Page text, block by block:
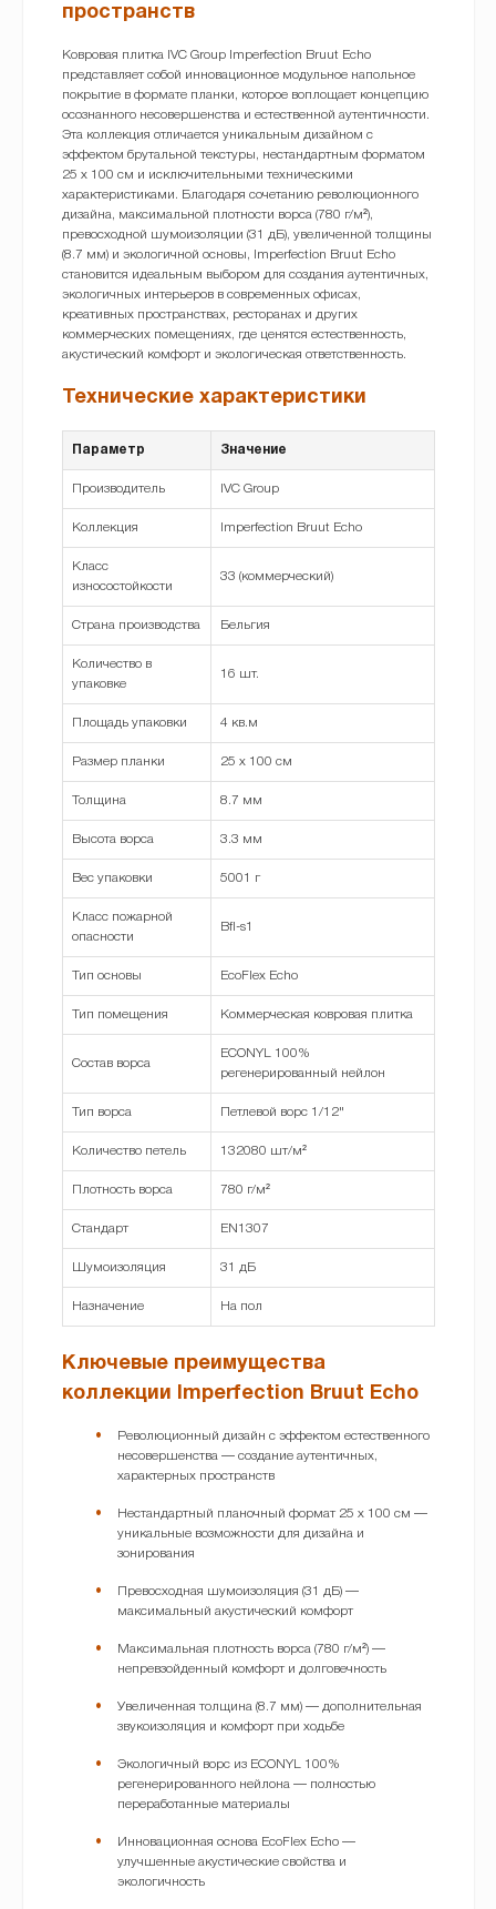
пространств
Ковровая плитка IVC Group Imperfection Bruut Echo
представляет собой инновационное модульное напольное
покрытие в формате планки, которое воплощает концепцию
осознанного несовершенства и естественной аутентичности.
Эта коллекция отличается уникальным дизайном с
эффектом брутальной текстуры, нестандартным форматом
25 x 100 см и исключительными техническими
характеристиками. Благодаря сочетанию революционного
дизайна, максимальной плотности ворса (780 г/м²),
превосходной шумоизоляции (31 дБ), увеличенной толщины
(8.7 мм) и экологичной основы, Imperfection Bruut Echo
становится идеальным выбором для создания аутентичных,
экологичных интерьеров в современных офисах,
креативных пространствах, ресторанах и других
коммерческих помещениях, где ценятся естественность,
акустический комфорт и экологическая ответственность.
Технические характеристики
Параметр Значение
Производитель IVC Group
Коллекция Imperfection Bruut Echo
Класс
износостойкости
33 (коммерческий)
Страна производства Бельгия
Количество в
упаковке
16 шт.
Площадь упаковки 4 кв.м
Размер планки 25 x 100 см
Толщина 8.7 мм
Высота ворса 3.3 мм
Вес упаковки 5001 г
Класс пожарной
опасности
Bfl-s1
Тип основы EcoFlex Echo
Тип помещения Коммерческая ковровая плитка
Состав ворса
ECONYL 100%
регенерированный нейлон
Тип ворса Петлевой ворс 1/12"
Количество петель 132080 шт/м²
Плотность ворса 780 г/м²
Стандарт EN1307
Шумоизоляция 31 дБ
Назначение На пол
Ключевые преимущества
коллекции Imperfection Bruut Echo
Революционный дизайн с эффектом естественного
несовершенства — создание аутентичных,
характерных пространств
Нестандартный планочный формат 25 x 100 см —
уникальные возможности для дизайна и
зонирования
Превосходная шумоизоляция (31 дБ) —
максимальный акустический комфорт
Максимальная плотность ворса (780 г/м²) —
непревзойденный комфорт и долговечность
Увеличенная толщина (8.7 мм) — дополнительная
звукоизоляция и комфорт при ходьбе
Экологичный ворс из ECONYL 100%
регенерированного нейлона — полностью
переработанные материалы
Инновационная основа EcoFlex Echo —
улучшенные акустические свойства и
экологичность